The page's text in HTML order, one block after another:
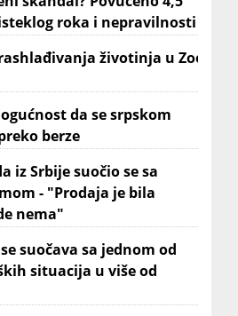
roka i nepravilnosti
životinja u Zoo
da se srpskom
berze
iz Srbije suočio se sa
- "Prodaja je bila
nema"
suočava sa jednom od
situacija u više od